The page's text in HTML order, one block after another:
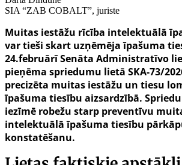
SIA “ZAB COBALT”, juriste
Muitas iestāžu rīcība intelektuālā
var tieši skart uzņēmēja īpašuma
24.februārī Senāta Administratīvo
pieņēma spriedumu lietā SKA-73/
precizēta muitas iestāžu un tiesu
īpašuma tiesību aizsardzībā.
iezīmē robežu starp preventīvu
intelektuālā īpašuma tiesību
konstatēšanu.